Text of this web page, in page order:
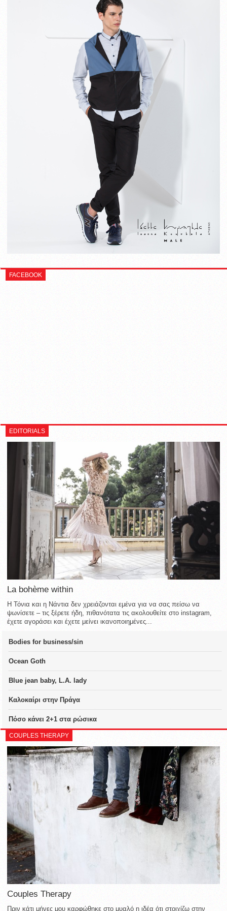
FACEBOOK
EDITORIALS
La bohème within
Η Τόνια και η Νάντια δεν χρειάζονται εμένα για να σας πείσω να
ψωνίσετε – τις ξέρετε ήδη, πιθανότατα τις ακολουθείτε στο instagram,
έχετε αγοράσει και έχετε μείνει ικανοποιημένες...
Bodies for business/sin
Ocean Goth
Blue jean baby, L.A. lady
Καλοκαίρι στην Πράγα
Πόσο κάνει 2+1 στα ρώσικα
COUPLES THERAPY
Couples Therapy
Πριν κάτι μήνες μου καρφώθηκε στο μυαλό η ιδέα ότι στοιχίζω στην